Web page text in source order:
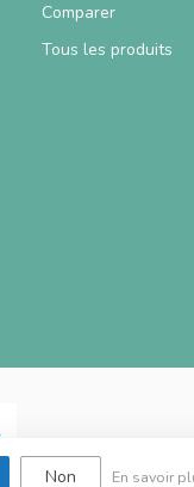
Comparer
Tous les produits
Non En savoir